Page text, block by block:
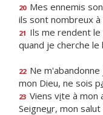
20 Mes ennemis
ils sont nombreux à
21 Ils me rendent le
quand je cherche le
22 Ne m'abandonne
mon Dieu, ne sois p
23 Viens vite à mon
Seigneur, mon salut